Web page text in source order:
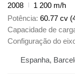
2008
1 200 m/h
Potência 60.77 cv
Capacidade de
Configuração do
Espanha,